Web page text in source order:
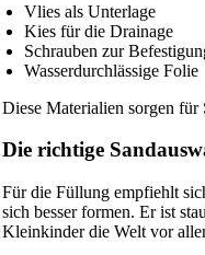
Vlies als Unterlage
Kies für die Drainage
Schrauben zur
Wasserdurchlässige Folie
Diese Materialien sorgen für
Die richtige
Für die Füllung empfiehlt
sich besser formen. Er ist
Kleinkinder die Welt vor